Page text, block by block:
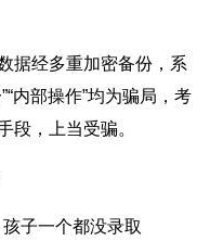
据经多重加密备份，系
内部操作”均为骗局，考
段，上当受骗。
孩子一个都没录取